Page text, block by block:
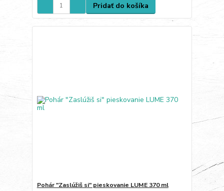
Pridať do košíka
Pohár "Zaslúžiš si" pieskovanie LUME 370 ml